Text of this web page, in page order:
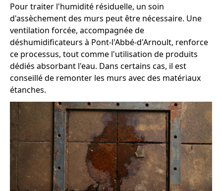
Pour traiter l'humidité résiduelle, un soin
d'assèchement des murs peut être nécessaire. Une
ventilation forcée, accompagnée de
déshumidificateurs à Pont-l'Abbé-d'Arnoult, renforce
ce processus, tout comme l'utilisation de produits
dédiés absorbant l'eau. Dans certains cas, il est
conseillé de remonter les murs avec des matériaux
étanches.